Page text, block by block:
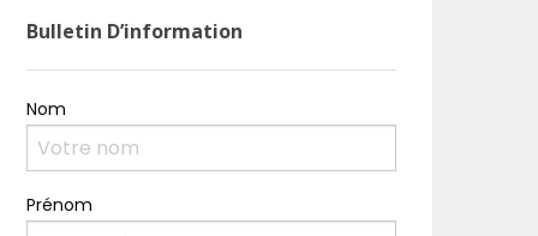
Bulletin D’information
Nom
Prénom